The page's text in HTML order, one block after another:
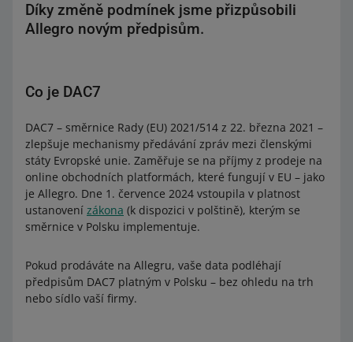
Díky změně podmínek jsme přizpůsobili
Allegro novým předpisům.
Co je DAC7
DAC7 – směrnice Rady (EU) 2021/514 z 22. března 2021 –
zlepšuje mechanismy předávání zpráv mezi členskými
státy Evropské unie. Zaměřuje se na příjmy z prodeje na
online obchodních platformách, které fungují v EU – jako
je Allegro. Dne 1. července 2024 vstoupila v platnost
ustanovení zákona (k dispozici v polštině), kterým se
směrnice v Polsku implementuje.
Pokud prodáváte na Allegru, vaše data podléhají
předpisům DAC7 platným v Polsku – bez ohledu na trh
nebo sídlo vaší firmy.